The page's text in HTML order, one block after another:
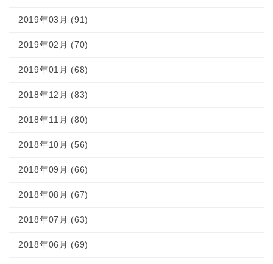
2019年03月 (91)
2019年02月 (70)
2019年01月 (68)
2018年12月 (83)
2018年11月 (80)
2018年10月 (56)
2018年09月 (66)
2018年08月 (67)
2018年07月 (63)
2018年06月 (69)